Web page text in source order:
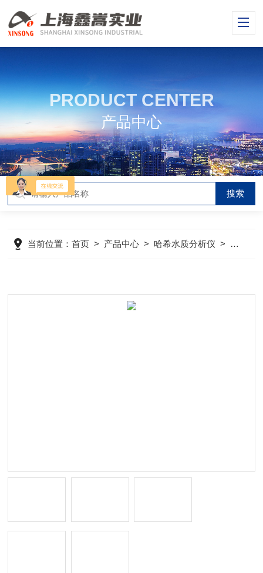
PRODUCT CENTER
产品中心
当前位置：首页 > 产品中心 > 哈希水质分析仪 > 哈希